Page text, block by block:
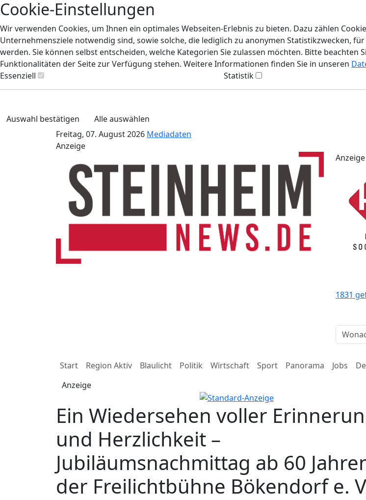
Cookie-Einstellungen
Wir verwenden Cookies, um Ihnen ein optimales Webseiten-Erlebnis zu bieten. Dazu zählen
Unternehmensziele notwendig sind, sowie solche, die lediglich zu anonymen Statistikzwecken,
werden. Sie können selbst entscheiden, welche Kategorien Sie zulassen möchten. Bitte
Funktionalitäten der Seite zur Verfügung stehen. Weitere Informationen finden Sie in unseren
Essenziell
Statistik
Auswahl bestätigen
Alle auswählen
Freitag, 07. August 2026 Mediadaten
Anzeige
Anzeige
1831
Start Region Aktiv Blaulicht Politik Wirtschaft Sport Panorama Jobs
Anzeige
Ein Wiedersehen voller
und Herzlichkeit –
Jubiläumsnachmittag ab 60
der Freilichtbühne Bökendorf e.